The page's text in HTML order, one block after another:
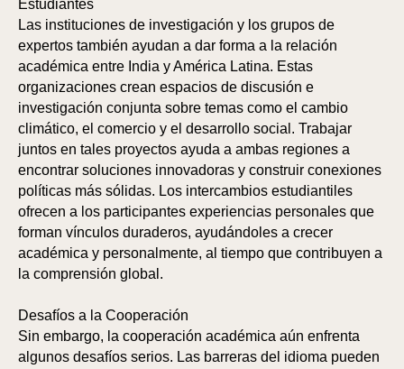
Estudiantes
Las instituciones de investigación y los grupos de
expertos también ayudan a dar forma a la relación
académica entre India y América Latina. Estas
organizaciones crean espacios de discusión e
investigación conjunta sobre temas como el cambio
climático, el comercio y el desarrollo social. Trabajar
juntos en tales proyectos ayuda a ambas regiones a
encontrar soluciones innovadoras y construir conexiones
políticas más sólidas. Los intercambios estudiantiles
ofrecen a los participantes experiencias personales que
forman vínculos duraderos, ayudándoles a crecer
académica y personalmente, al tiempo que contribuyen a
la comprensión global.
Desafíos a la Cooperación
Sin embargo, la cooperación académica aún enfrenta
algunos desafíos serios. Las barreras del idioma pueden